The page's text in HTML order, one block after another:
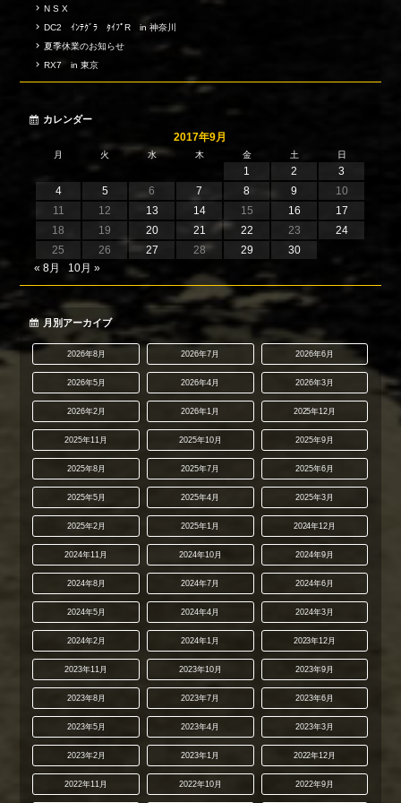
N S X
DC2 ｲﾝﾃｸﾞﾗ ﾀｲﾌﾟR in 神奈川
夏季休業のお知らせ
RX7 in 東京
カレンダー
2017年9月
月 火 水 木 金 土 日
1 2
3
4
5 6 7 8 9
10
11
12 13 14 15 16
17
18
19 20 21 22 23
24
25
26 27 28 29
30
« 8月
10月 »
月別アーカイブ
2026年8月 2026年7月 2026年6月
2026年5月 2026年4月 2026年3月
2026年2月 2026年1月 2025年12月
2025年11月 2025年10月 2025年9月
2025年8月 2025年7月 2025年6月
2025年5月 2025年4月 2025年3月
2025年2月 2025年1月 2024年12月
2024年11月 2024年10月 2024年9月
2024年8月 2024年7月 2024年6月
2024年5月 2024年4月 2024年3月
2024年2月 2024年1月 2023年12月
2023年11月 2023年10月 2023年9月
2023年8月 2023年7月 2023年6月
2023年5月 2023年4月 2023年3月
2023年2月 2023年1月 2022年12月
2022年11月 2022年10月 2022年9月